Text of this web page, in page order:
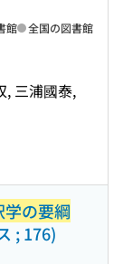
, 三浦國泰,
館 全国の図書館
学の要綱
; 176)